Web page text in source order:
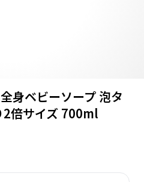
身ベビーソープ 泡タ
2倍サイズ 700ml